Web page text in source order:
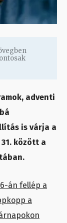
adventi
is várja a
között a
án fellép a
a